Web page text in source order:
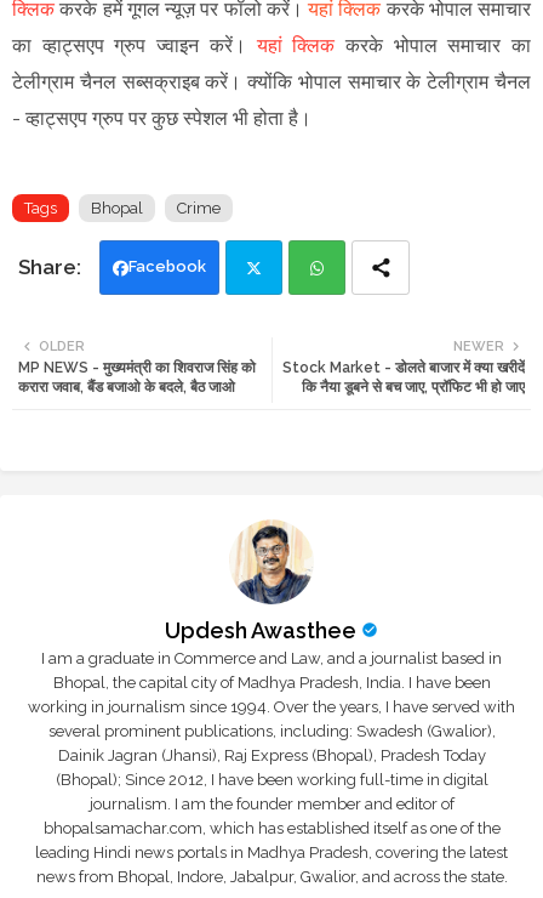
क्लिककरके हमें गूगल न्यूज़ पर फॉलो करें।यहां क्लिककरके भोपाल समाचार
का व्हाट्सएप ग्रुप ज्वाइन करें। यहां क्लिककरके भोपाल समाचार का
टेलीग्राम चैनल सब्सक्राइब करें।क्योंकि भोपाल समाचार के टेलीग्राम चैनल
- व्हाट्सएप ग्रुप पर कुछ स्पेशल भी होता है।
Tags Bhopal Crime
Facebook
tte ats
NEWER
Stock Market - डोलते बाजार में क्या खरीदें
कि नैया डूबने से बच जाए, प्रॉफिट भी हो जाए
OLDER
MP NEWS - मुख्यमंत्री का शिवराज सिंह को
करारा जवाब, बैंड बजाओ के बदले, बैठ जाओ
Updesh Awasthee
I am a graduate in Commerce and Law, and a journalist based in
Bhopal, the capital city of Madhya Pradesh, India. I have been
working in journalism since 1994. Over the years, I have served with
several prominent publications, including: Swadesh (Gwalior),
Dainik Jagran (Jhansi), Raj Express (Bhopal), Pradesh Today
(Bhopal); Since 2012, I have been working full-time in digital
journalism. I am the founder member and editor of
bhopalsamachar.com, which has established itself as one of the
leading Hindi news portals in Madhya Pradesh, covering the latest
news from Bhopal, Indore, Jabalpur, Gwalior, and across the state.